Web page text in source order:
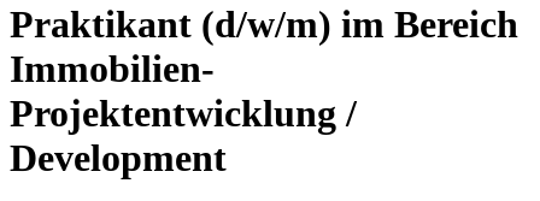
Praktikant (d/w/m) im Bereich
Immobilien-
Projektentwicklung /
Development